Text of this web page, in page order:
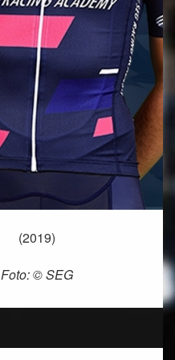
(2019)
Foto: © SEG